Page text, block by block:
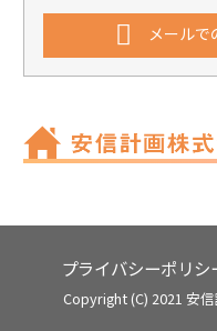
メールで
プライバシーポリシ
Copyright (C) 2021 安